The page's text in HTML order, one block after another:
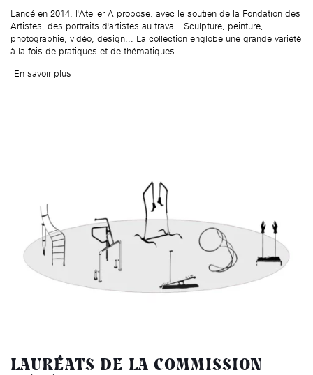
Lancé en 2014, l'Atelier A propose, avec le soutien de la Fondation des
Artistes, des portraits d'artistes au travail. Sculpture, peinture,
photographie, vidéo, design... La collection englobe une grande variété
à la fois de pratiques et de thématiques.
En savoir plus
LAURÉATS DE LA COMMISSION